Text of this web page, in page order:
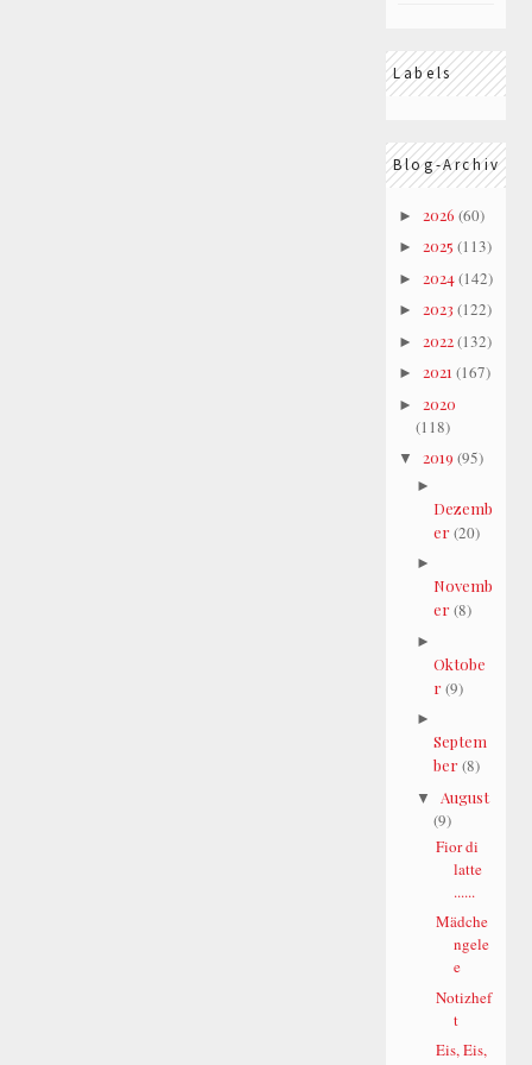
Labels
Blog-Archiv
► 2026 (60)
► 2025 (113)
► 2024(142)
► 2023 (122)
► 2022(132)
► 2021 (167)
► 2020
(118)
▼ 2019 (95)
►
Dezemb
er(20)
►
Novemb
er(8)
►
Oktobe
r(9)
►
Septem
ber(8)
▼ August
(9)
Fior di
latte
......
Mädche
ngele
e
Notizhef
t
Eis, Eis,